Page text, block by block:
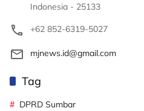
Indonesia - 25133
+62 852-6319-5027
mjnews.id@gmail.com
Tag
DPRD Sumbar